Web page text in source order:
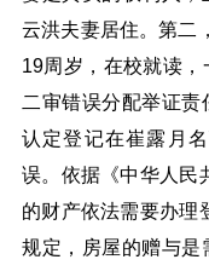
云洪夫妻居住。第二
19周岁，在校就读
二审错误分配举证责
认定登记在崔露月
误。依据《中华人民
的财产依法需要办理
规定，房屋的赠与是